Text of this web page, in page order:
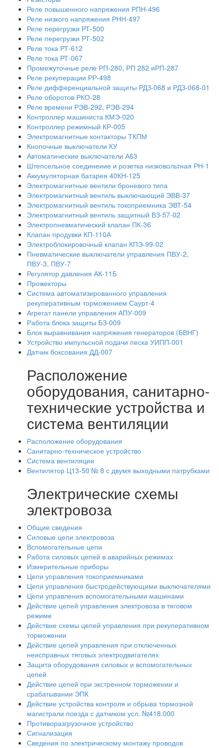
Реле повышенного напряжения РПН-496
Реле низкого напряжения РНН-497
Реле перегрузки РТ-500
Реле перегрузки РТ-502
Реле тока РТ-612
Реле тока РТ-067
Промежуточные реле РП-280, РП 282 иРП-287
Реле рекуперации РР-498
Реле дифференциальной защиты РДЗ-068 и РДЗ-068-01
Реле оборотов РКО-28
Реле времени РЭВ-292, РЭВ-294
Контроллер машиниста КМЭ-020
Контроллер режимный КР-005
Электромагнитные контакторы ТКПМ
Кнопочные выключатели КУ
Автоматические выключатели А63
Штепсельное соединеиие и розетка низковольтная РН-1
Аккумуляторная батарея 40КН-125
Электромагнитные вентили броневого типа
Электромагнитный вентиль выключающий ЭВВ-37
Электромагнитный вентиль токоприемника ЭВТ-54
Электромагнитный вентиль защитный ВЗ-57-02
Электропневматический клапан ПК-36
Клапан продувки КП-110А
Электроблокировочный клапан КПЭ-99-02
Пневматические выключатели управления ПВУ-2,
ПВУ-3, ПВУ-7
Регулятор давления АК-11Б
Прожекторы
Система автоматизированного управления
рекуперативным торможением Саурт-4
Агрегат панели управления АПУ-009
Работа блока защиты БЗ-009
Блок выравнивания напряжения генераторов (БВНГ)
Устройство импульсной подачи песка УИПП-001
Датчик боксования ДД-007
Расположение
оборудования, санитарно-
технические устройства и
система вентиляции
Расположение оборудования
Санитарно-техническое устройство
Система вентиляции
Вентилятор Ц13-50 № 8 с двумя выходными патрубками
Электрические схемы
электровоза
Общие сведения
Силовые цепи электровоза
Вспомогательные цепи
Работа силовых цепей в аварийных режимах
Измерительные приборы
Цепи управления токоприемниками
Цепи управления быстродействующими выключателями
Цепи управления вспомогательными машинами
Действие цепей управления электровоза в тяговом
режиме
Действие схемы цепей управления при рекуперативном
торможении
Действие цепей управления при отключенных
неисправных тяговых электродвигателях
Защита оборудования силовых и вспомогательных
цепей
Действие цепей при экстренном торможении и
срабатывании ЭПК
Действие устройства контроля и обрыва тормозной
магистрали поезда с датчиком усл. №418.000
Противоразгрузочное устройство
Сигнализация
Сведения по электрическому монтажу проводов